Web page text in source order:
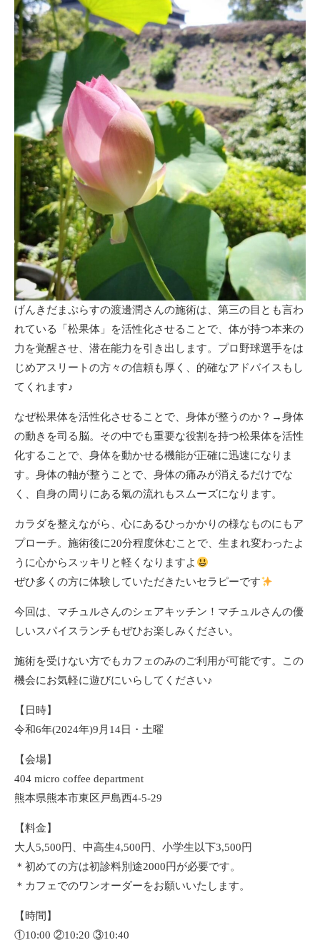
げんきだまぷらすの渡邊潤さんの施術は、第三の目とも言わ
れている「松果体」を活性化させることで、体が持つ本来の
力を覚醒させ、潜在能力を引き出します。プロ野球選手をは
じめアスリートの方々の信頼も厚く、的確なアドバイスもし
てくれます♪
なぜ松果体を活性化させることで、身体が整うのか？→身体
の動きを司る脳。その中でも重要な役割を持つ松果体を活性
化することで、身体を動かせる機能が正確に迅速になりま
す。身体の軸が整うことで、身体の痛みが消えるだけでな
く、自身の周りにある氣の流れもスムーズになります。
カラダを整えながら、心にあるひっかかりの様なものにもア
プローチ。施術後に20分程度休むことで、生まれ変わったよ
うに心からスッキリと軽くなりますよ
ぜひ多くの方に体験していただきたいセラピーです
今回は、マチュルさんのシェアキッチン！マチュルさんの優
しいスパイスランチもぜひお楽しみください。
施術を受けない方でもカフェのみのご利用が可能です。この
機会にお気軽に遊びにいらしてください♪
【日時】
令和6年(2024年)9月14日・土曜
【会場】
404 micro coffee department
熊本県熊本市東区戸島西4-5-29
【料金】
大人5,500円、中高生4,500円、小学生以下3,500円
＊初めての方は初診料別途2000円が必要です。
＊カフェでのワンオーダーをお願いいたします。
【時間】
①10:00 ②10:20 ③10:40